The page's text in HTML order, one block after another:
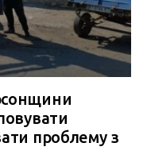
проблему з